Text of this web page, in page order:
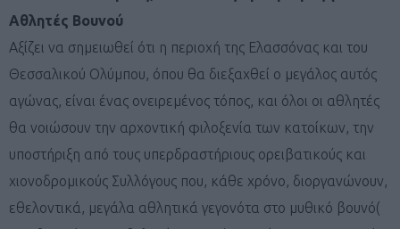
Αθλητές Βουνού
Αξίζει να σημειωθεί ότι η περιοχή της Ελασσόνας και του
Θεσσαλικού Ολύμπου, όπου θα διεξαχθεί ο μεγάλος αυτός
αγώνας, είναι ένας ονειρεμένος τόπος, και όλοι οι αθλητές
θα νοιώσουν την αρχοντική φιλοξενία των κατοίκων, την
υποστήριξη από τους υπερδραστήριους ορειβατικούς και
χιονοδρομικούς Συλλόγους που, κάθε χρόνο, διοργανώνουν,
εθελοντικά, μεγάλα αθλητικά γεγονότα στο μυθικό βουνό(